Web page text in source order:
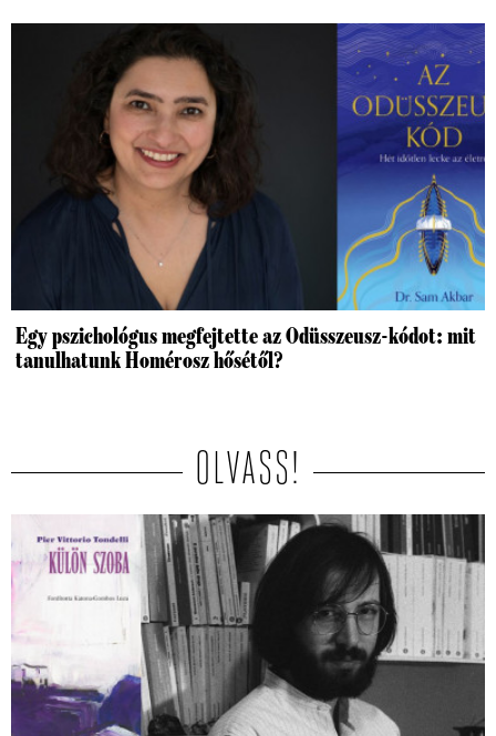
Egy pszichológus megfejtette az Odüsszeusz-kódot: mit
tanulhatunk Homérosz hősétől?
OLVASS!